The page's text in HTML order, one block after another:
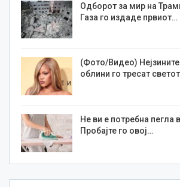
Одборот за мир на
Газа го издаде првиот…
(Фото/Видео)
облини го тресат
Не ви е потребна
Пробајте го овој…